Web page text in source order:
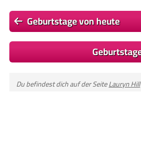
Geburtstage von heute
Du befindest dich auf der SeiteLauryn Hill